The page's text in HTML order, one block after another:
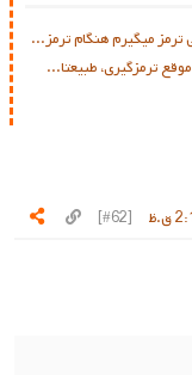
میگیرم هنگام ترمز...
ترمزگیری، طبیعتا...
[#62]